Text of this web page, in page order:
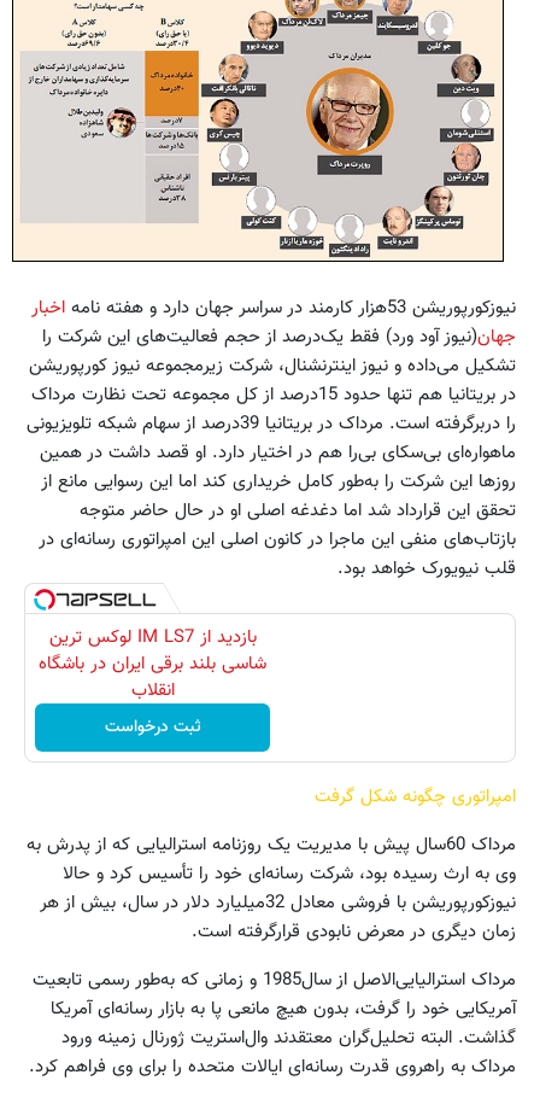
نیوزکورپوریشن 53هزار کارمند در سراسر جهان دارد و هفته نامه
اخبار
جهان(نیوز آود ورد) فقط یک‌درصد از حجم فعالیت‌های این شرکت را
تشکیل می‌داده و نیوز اینترنشنال، شرکت زیرمجموعه نیوز کورپوریشن
در بریتانیا هم تنها حدود 15درصد از کل مجموعه تحت نظارت مرداک
را دربرگرفته است. مرداک در بریتانیا 39درصد از سهام شبکه تلویزیونی
ماهواره‌ای بی‌سکای بی‌را هم در اختیار دارد. او قصد داشت در همین
روزها این شرکت را به‌طور کامل خریداری کند اما این رسوایی مانع از
تحقق این قرارداد شد اما دغدغه اصلی او در حال حاضر متوجه
بازتاب‌های منفی این ماجرا در کانون اصلی این امپراتوری رسانه‌ای در
قلب نیویورک خواهد بود.
بازدید از IM LS7 لوکس ترین
شاسی بلند برقی ایران در باشگاه
انقلاب
ثبت درخواست
امپراتوری چگونه شکل گرفت
مرداک 60سال پیش با مدیریت یک روزنامه استرالیایی که از پدرش به
وی به ارث رسیده بود، شرکت رسانه‌ای خود را تأسیس کرد و حالا
نیوزکورپوریشن با فروشی معادل 32‌میلیارد دلار در سال، بیش از هر
زمان دیگری در معرض نابودی قرارگرفته است.
مرداک استرالیایی‌الاصل از سال1985 و زمانی که به‌طور رسمی تابعیت
آمریکایی خود را گرفت، بدون هیچ مانعی پا به بازار رسانه‌ای آمریکا
گذاشت. البته تحلیل‌گران معتقدند وال‌استریت ژورنال زمینه ورود
مرداک به راهروی قدرت رسانه‌ای ایالات متحده را برای وی فراهم کرد.